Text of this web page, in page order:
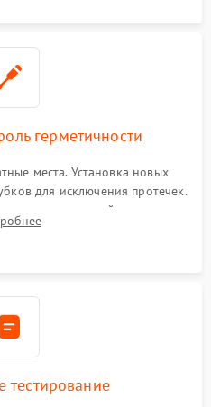
герметичности
места. Установка новых
для исключения протечек.
гидравлической системы,
датчика поплавка.
тестирование